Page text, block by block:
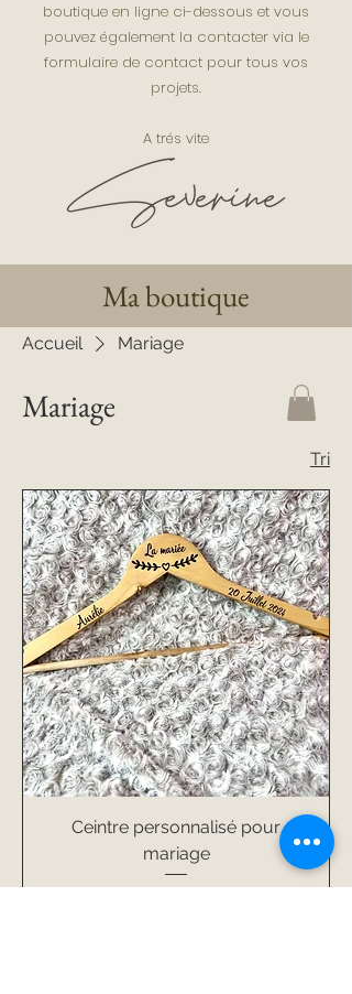
boutique en ligne ci-dessous et vous
pouvez également la contacter via le
formulaire de contact pour tous vos
projets.
A trés vite
Ma boutique
Accueil Mariage
Mariage
Tri
Ceintre personnalisé pour
mariage